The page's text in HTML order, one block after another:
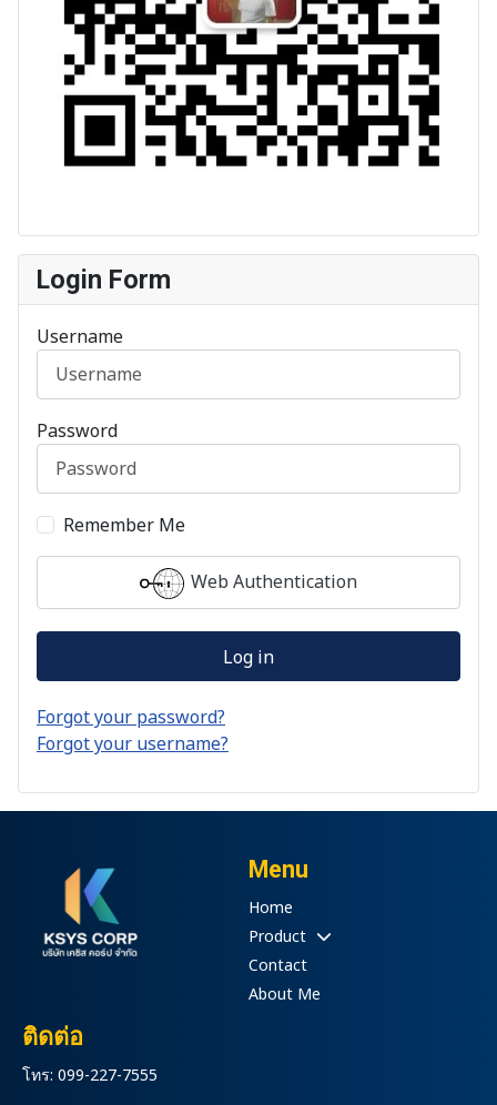
Login Form
Username
Password
Remember Me
Web Authentication
Log in
Forgot your password?
Forgot your username?
Menu
Home
Product
Contact
About Me
ติดต่อ
โทร: 099-227-7555